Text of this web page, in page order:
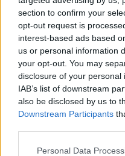
section to confirm your
opt-out request is
interest-based ads based
us or personal information
your opt-out. You may
disclosure of your
IAB’s list of downstream
also be disclosed by us to
Downstream Participants
Please note that this
Personal Data
Megpróbálom a
érthetőbben és
mi bajom szokott lenni
A tiszta
don B•2012. november 13.
Némelyek tehát ama
meg, melyet
tetszések szerint